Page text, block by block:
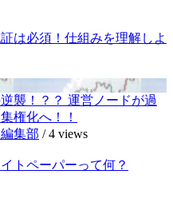
は必須！仕組みを理解しよ
襲！？？ 運営ノードが過
権化へ！！
集部 /4 views
トペーパーって何？